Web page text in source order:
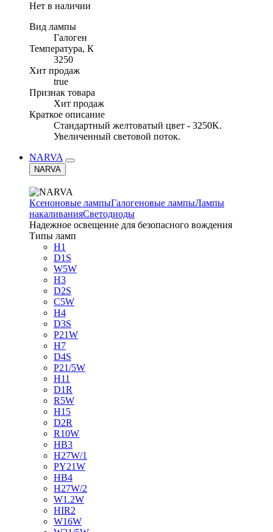
Нет в наличии
Вид лампы
Галоген
Температура, К
3250
Хит продаж
true
Признак товара
Хит продаж
Краткое описание
Стандартный желтоватый цвет - 3250K.
Увеличенный световой поток.
NARVA
NARVA
Ксеноновые лампыГалогеновые лампыЛампы
накаливанияСветодиоды
Надежное освещение для безопасного вождения
Типы ламп
H1
D1S
W5W
H3
D2S
C5W
H4
D3S
P21W
H7
D4S
P21/5W
H11
D1R
R5W
H15
D2R
R10W
HB3
H27W/1
PY21W
HB4
H27W/2
W1.2W
HIR2
W16W